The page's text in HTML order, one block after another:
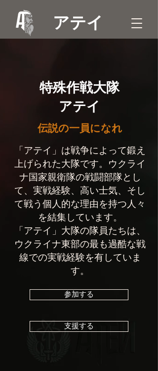
特殊作戦大隊
アテイ
伝説の一員になれ
「アテイ」は戦争によって鍛え
上げられた大隊です。ウクライ
ナ国家親衛隊の戦闘部隊とし
て、実戦経験、高い士気、そし
て戦う個人的な理由を持つ人々
を結集しています。
「アテイ」大隊の隊員たちは、
ウクライナ東部の最も過酷な戦
線での実戦経験を有していま
す。
参加する
支援する
アテイ